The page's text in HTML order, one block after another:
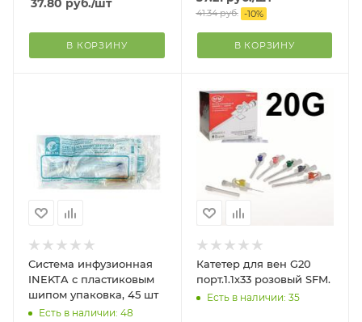
В КОРЗИНУ
41.34руб. -10%
В КОРЗИНУ
Система инфузионная
INEKTA с пластиковым
шипом упаковка, 45 шт
Есть в наличии: 48
Катетер для вен G20
порт.1.1х33 розовый SFM.
Есть в наличии: 35